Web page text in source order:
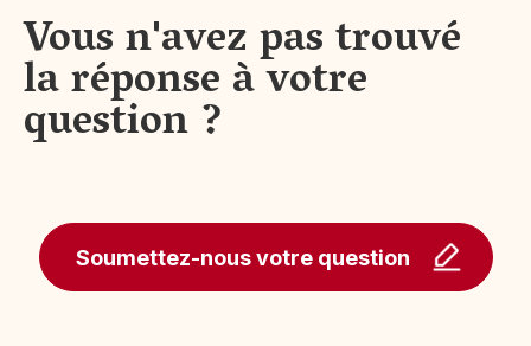
Vous n'avez pas trouvé
la réponse à votre
question ?
Soumettez-nous votre question